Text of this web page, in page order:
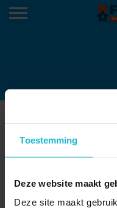
Toestemming
Deze website maakt
Deze site maakt
FORT-